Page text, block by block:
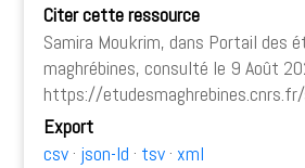
Citer cette ressource
Samira Moukrim, dans Portail des
maghrébines, consulté le 9 Août
https://
Export
csv json-ld tsv xml